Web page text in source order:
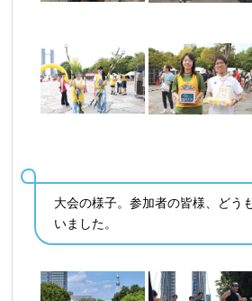
大会の様子。参加者の皆様、どう
いました。